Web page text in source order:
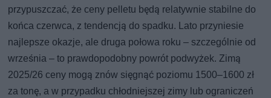
przypuszczać, że ceny pelletu będą relatywnie stabilne do
końca czerwca, z tendencją do spadku. Lato przyniesie
najlepsze okazje, ale druga połowa roku – szczególnie od
września – to prawdopodobny powrót podwyżek. Zimą
2025/26 ceny mogą znów sięgnąć poziomu 1500–1600 zł
za tonę, a w przypadku chłodniejszej zimy lub ograniczeń